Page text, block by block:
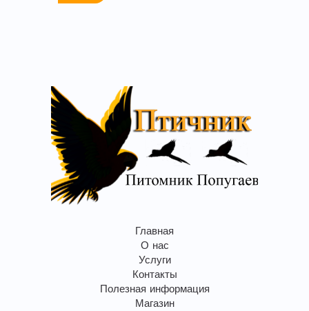
Главная
О нас
Услуги
Контакты
Полезная информация
Магазин